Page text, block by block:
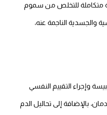
متكاملة للتخلص من سموم
والجسدية الناجمة عنه،
وإجراء التقييم النفسي
بالإضافة إلى تحاليل الدم